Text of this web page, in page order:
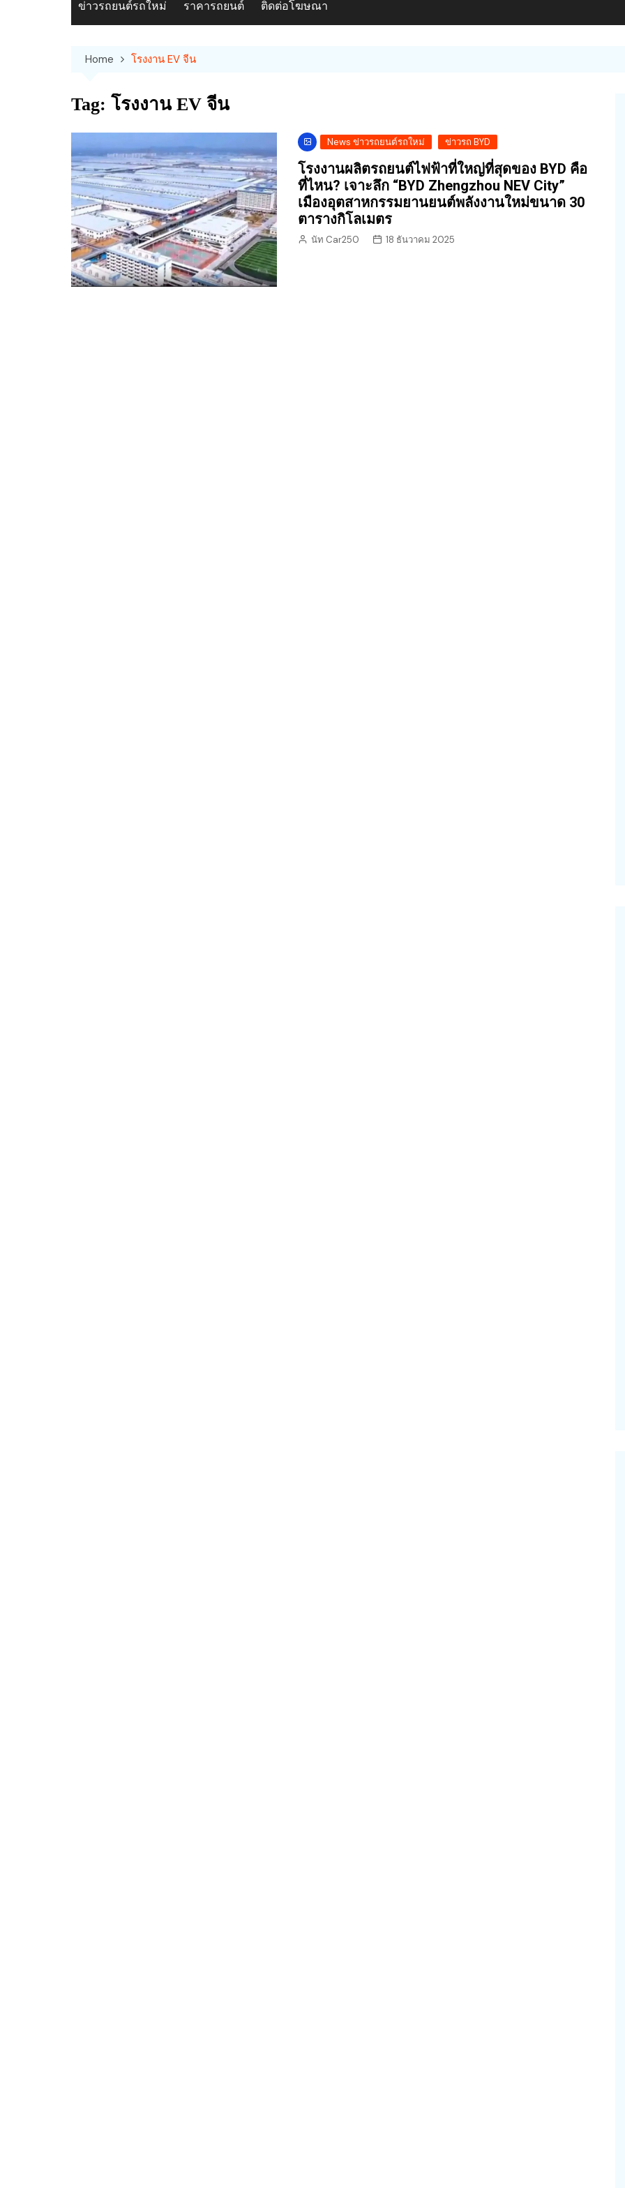
ข่าวรถยนต์รถใหม่ ราคารถยนต์ ติดต่อโฆษณา
Home โรงงาน EV จีน
Tag: โรงงาน EV จีน
News ข่าวรถยนต์รถใหม่ ข่าวรถ BYD
โรงงานผลิตรถยนต์ไฟฟ้าที่ใหญ่ที่สุดของ BYD คือ
ที่ไหน? เจาะลึก “BYD Zhengzhou NEV City”
เมืองอุตสาหกรรมยานยนต์พลังงานใหม่ขนาด 30
ตารางกิโลเมตร
นัท Car250 18 ธันวาคม 2025